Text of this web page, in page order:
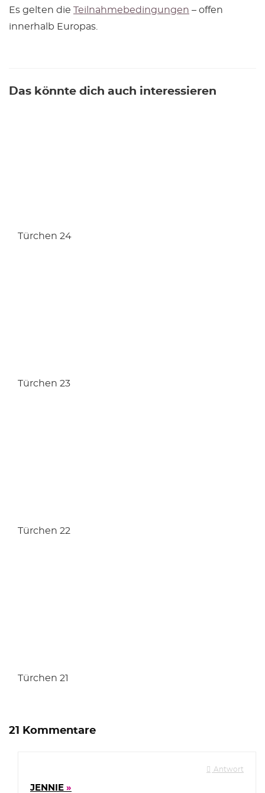
Es gelten die Teilnahmebedingungen – offen
innerhalb Europas.
Das könnte dich auch interessieren
Türchen 24
Türchen 23
Türchen 22
Türchen 21
21 Kommentare
Antwort
JENNIE